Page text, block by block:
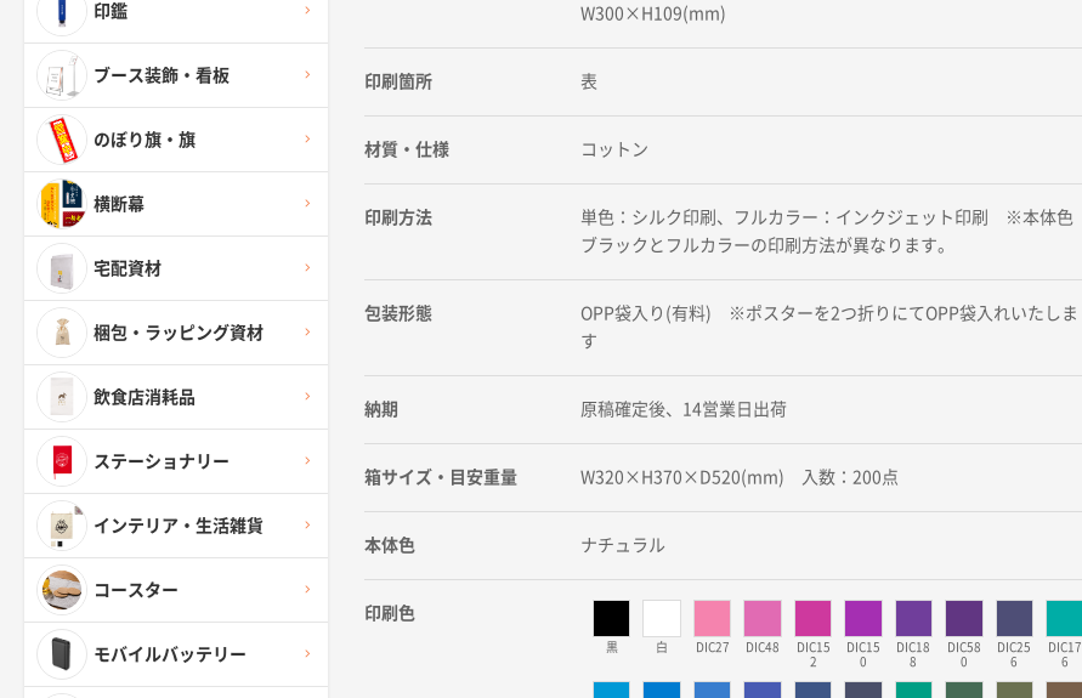
印鑑
ブース装飾・看板
のぼり旗・旗
横断幕
宅配資材
梱包・ラッピング資材
飲食店消耗品
ステーショナリー
インテリア・生活雑貨
コースター
モバイルバッテリー
W300×H109(mm)
印刷箇所 表
材質・仕様 コットン
印刷方法
単色：シルク印刷、フルカラー：インクジェット印刷 ※本体色
ブラックとフルカラーの印刷方法が異なります。
包装形態
OPP袋入り(有料) ※ポスターを2つ折りにてOPP袋入れいたしま
す
納期 原稿確定後、14営業日出荷
箱サイズ・目安重量 W320×H370×D520(mm) 入数：200点
本体色 ナチュラル
印刷色
黒 白 DIC27 DIC48
DIC15
2
DIC15
0
DIC18
8
DIC58
0
DIC25
6
DIC17
6